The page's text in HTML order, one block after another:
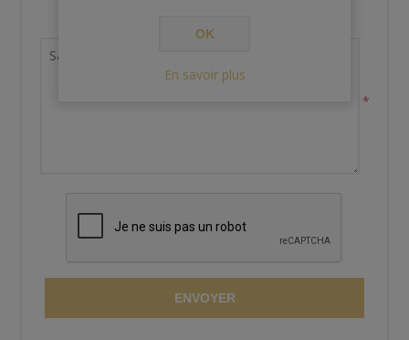
*
ENVOYER
OK
En savoir plus